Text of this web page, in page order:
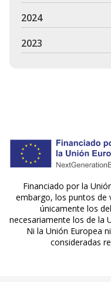
2024
2023
Financiado por la
embargo, los puntos de
únicamente los
necesariamente los de la
Ni la Unión Europea
consideradas